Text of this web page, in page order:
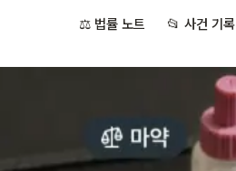
⚖️ 법률 노트 📂 사건 기록